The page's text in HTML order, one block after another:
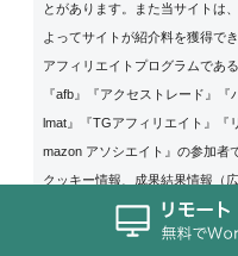
とがあります。また当サイトは
よってサイトが紹介料を獲得で
アフィリエイトプログラムであ
『afb』『アクセストレード』
lmat』『TGアフィリエイト』『
mazon アソシエイト』の参加者
クッキー情報、成果結果情報（
信に係る成果計測、広告配信に